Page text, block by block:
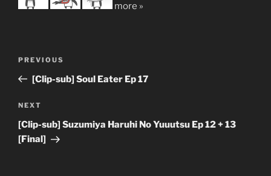
more »
Previous
Post
PREVIOUS
[Clip-sub] Soul Eater Ep 17
Next
Post
NEXT
[Clip-sub] Suzumiya Haruhi No Yuuutsu Ep 12 + 13
[Final]